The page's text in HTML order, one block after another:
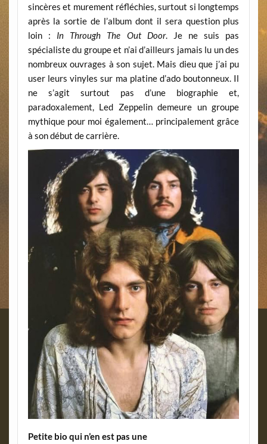
sincères et murement réfléchies, surtout si longtemps
après la sortie de l’album dont il sera question plus
loin : In Through The Out Door. Je ne suis pas
spécialiste du groupe et n’ai d’ailleurs jamais lu un des
nombreux ouvrages à son sujet. Mais dieu que j’ai pu
user leurs vinyles sur ma platine d’ado boutonneux. Il
ne s’agit surtout pas d’une biographie et,
paradoxalement, Led Zeppelin demeure un groupe
mythique pour moi également… principalement grâce
à son début de carrière.
Petite bio qui n’en est pas une